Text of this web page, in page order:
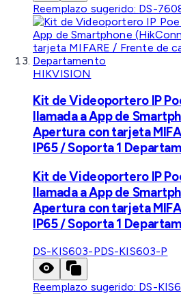
Reemplazo sugerido: DS-
HIKVISION
Kit de Videoportero IP
llamada a App de
Apertura con tarjeta
IP65 / Soporta 1
Kit de Videoportero IP
llamada a App de
Apertura con tarjeta
IP65 / Soporta 1
DS-KIS603-PDS-KIS603-P
Reemplazo sugerido: DS-